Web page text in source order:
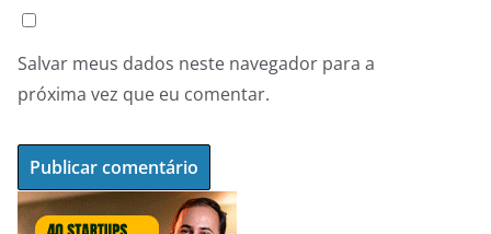
Salvar meus dados neste navegador para a
próxima vez que eu comentar.